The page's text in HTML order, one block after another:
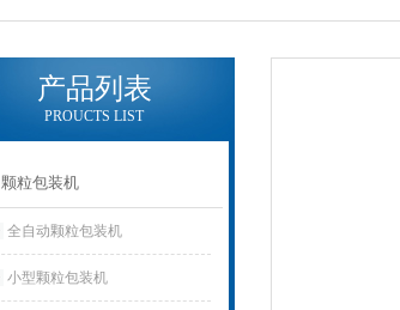
产品列表
PROUCTS LIST
颗粒包装机
全自动颗粒包装机
小型颗粒包装机